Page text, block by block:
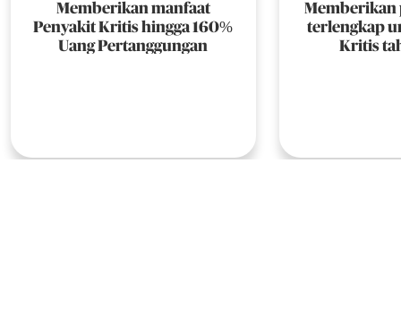
Memberikan manfaat
Penyakit Kritis hingga 160%
Uang Pertanggungan
terlengkap
Kritis